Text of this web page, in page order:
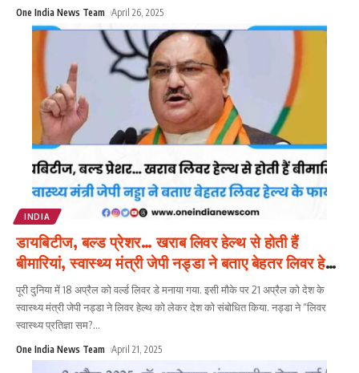
One India News Team April 26, 2025
INDIA
डायबिटीज, बल्ड प्रेशर… खराब लिवर हेल्थ से होती हैं
बीमारियां, स्वास्थ्य मंत्री जेपी नड्डा ने बताए बेहतर लिवर हेल्थ
के फायदे
पूरी दुनिया में 18 अप्रैल को वर्ल्ड लिवर डे मनाया गया. इसी मौके पर 21 अप्रैल को देश के
स्वास्थ्य मंत्री जेपी नड्डा ने लिवर हेल्थ को लेकर देश को संबोधित किया. नड्डा ने “लिवर
स्वास्थ्य प्रतिज्ञा सम?...
One India News Team April 21, 2025